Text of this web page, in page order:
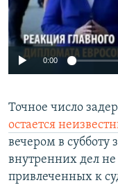
0:00
Точное число
остается
вечером в субботу
внутренних дел
привлеченных к